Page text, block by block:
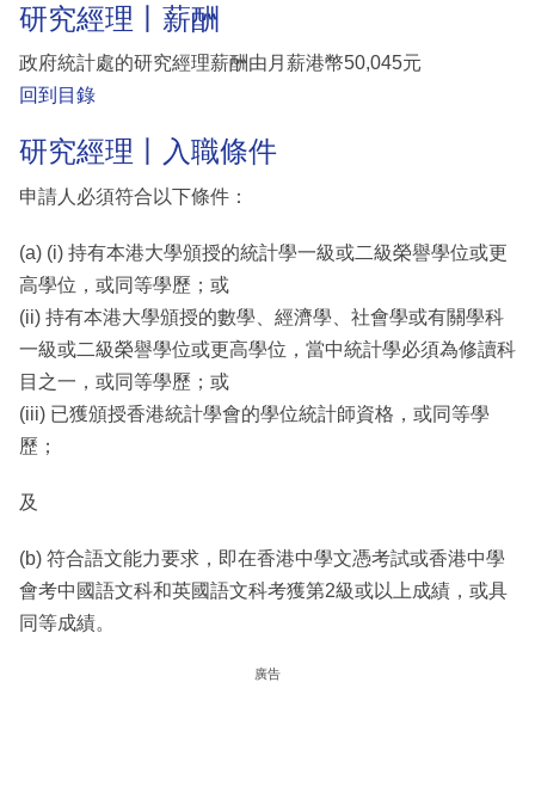
研究經理丨薪酬
政府統計處的研究經理薪酬由月薪港幣50,045元
回到目錄
研究經理丨入職條件
申請人必須符合以下條件：
(a) (i) 持有本港大學頒授的統計學一級或二級榮譽學位或更
高學位，或同等學歷；或
(ii) 持有本港大學頒授的數學、經濟學、社會學或有關學科
一級或二級榮譽學位或更高學位，當中統計學必須為修讀科
目之一，或同等學歷；或
(iii) 已獲頒授香港統計學會的學位統計師資格，或同等學
歷；
及
(b) 符合語文能力要求，即在香港中學文憑考試或香港中學
會考中國語文科和英國語文科考獲第2級或以上成績，或具
同等成績。
廣告